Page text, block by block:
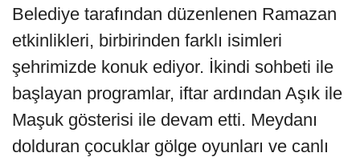
Belediye tarafından düzenlenen Ramazan
etkinlikleri, birbirinden farklı isimleri
şehrimizde konuk ediyor. İkindi sohbeti ile
başlayan programlar, iftar ardından Aşık ile
Maşuk gösterisi ile devam etti. Meydanı
dolduran çocuklar gölge oyunları ve canlı